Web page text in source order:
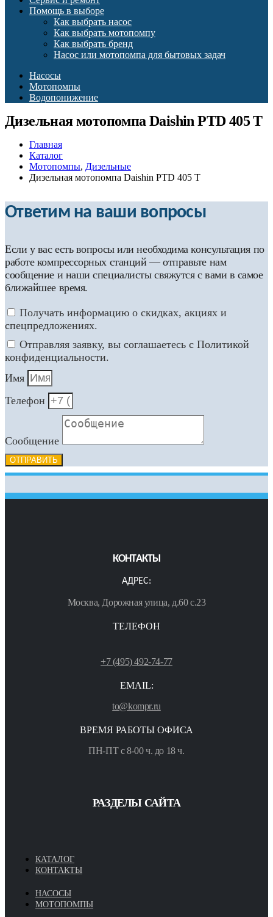
Помощь в выборе
Как выбрать насос
Как выбрать мотопомпу
Как выбрать бренд
Насос или мотопомпа для бытовых задач
Насосы
Мотопомпы
Водопонижение
Дизельная мотопомпа Daishin PTD 405 T
Главная
Каталог
Мотопомпы, Дизельные
Дизельная мотопомпа Daishin PTD 405 T
Ответим на ваши вопросы
Если у вас есть вопросы или необходима консультация по
работе компрессорных станций — отправьте нам
сообщение и наши специалисты свяжутся с вами в самое
ближайшее время.
Получать информацию о скидках, акциях и
спецпредложениях.
Отправляя заявку, вы соглашаетесь с Политикой
конфиденциальности.
Имя
Телефон
Сообщение
ОТПРАВИТЬ
КОНТАКТЫ
АДРЕС:
Москва, Дорожная улица, д.60 с.23
ТЕЛЕФОН
+7 (495) 492-74-77
EMAIL:
to@kompr.ru
ВРЕМЯ РАБОТЫ ОФИСА
ПН-ПТ с 8-00 ч. до 18 ч.
РАЗДЕЛЫ САЙТА
КАТАЛОГ
КОНТАКТЫ
НАСОСЫ
МОТОПОМПЫ